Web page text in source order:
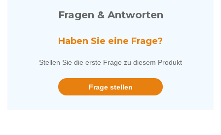
Fragen & Antworten
Haben Sie eine Frage?
Stellen Sie die erste Frage zu diesem Produkt
Frage stellen